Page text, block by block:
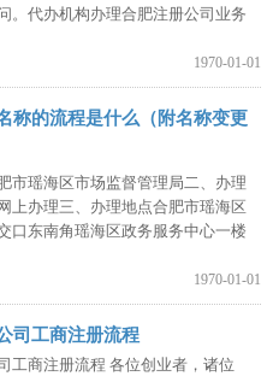
。代办机构办理合肥注册公司业务
1970-01-01
称的流程是什么（附名称变更
市瑶海区市场监督管理局二、办理
上办理三、办理地点合肥市瑶海区
口东南角瑶海区政务服务中心一楼
1970-01-01
司工商注册流程
工商注册流程 各位创业者，诸位